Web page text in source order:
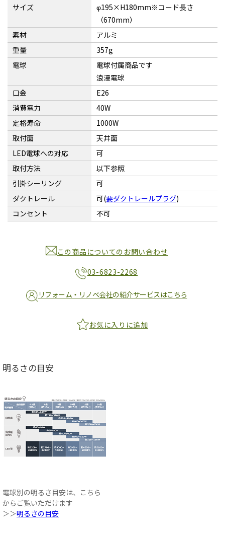
サイズ
φ195×H180mm※コード長さ
（670mm）
素材
アルミ
重量
357g
電球
電球付属商品です
浪漫電球
口金
E26
消費電力
40W
定格寿命
1000W
取付面
天井面
LED電球への対応
可
取付方法
以下参照
引掛シーリング
可
ダクトレール
可(要ダクトレールプラグ)
コンセント
不可
この商品についてのお問い合わせ
03-6823-2268
リフォーム・リノベ会社の紹介サービスはこちら
お気に入りに追加
明るさの目安
電球別の明るさ目安は、こちら
からご覧いただけます
＞＞明るさの目安